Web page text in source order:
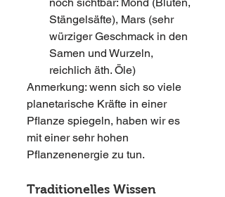
Stängelsäfte), Mars (sehr
würziger Geschmack in den
Samen und Wurzeln,
reichlich äth. Öle)
Anmerkung: wenn sich so viele
planetarische Kräfte in einer
Pflanze spiegeln, haben wir es
mit einer sehr hohen
Pflanzenenergie zu tun.
Traditionelles Wissen